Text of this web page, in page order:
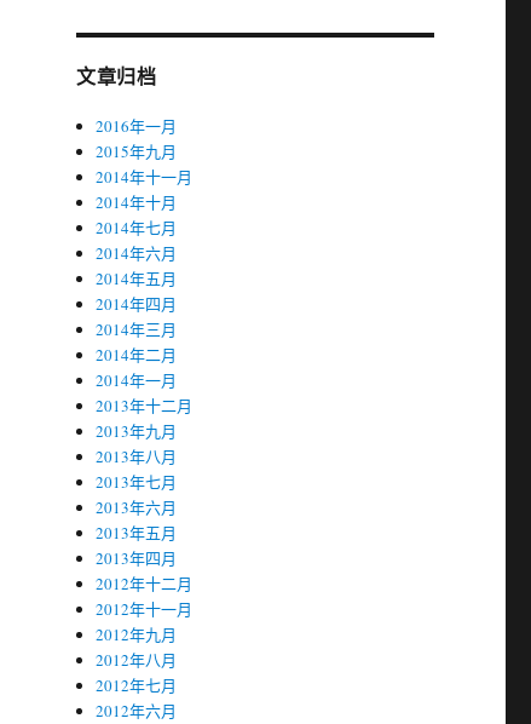
文章归档
2016年一月
2015年九月
2014年十一月
2014年十月
2014年七月
2014年六月
2014年五月
2014年四月
2014年三月
2014年二月
2014年一月
2013年十二月
2013年九月
2013年八月
2013年七月
2013年六月
2013年五月
2013年四月
2012年十二月
2012年十一月
2012年九月
2012年八月
2012年七月
2012年六月